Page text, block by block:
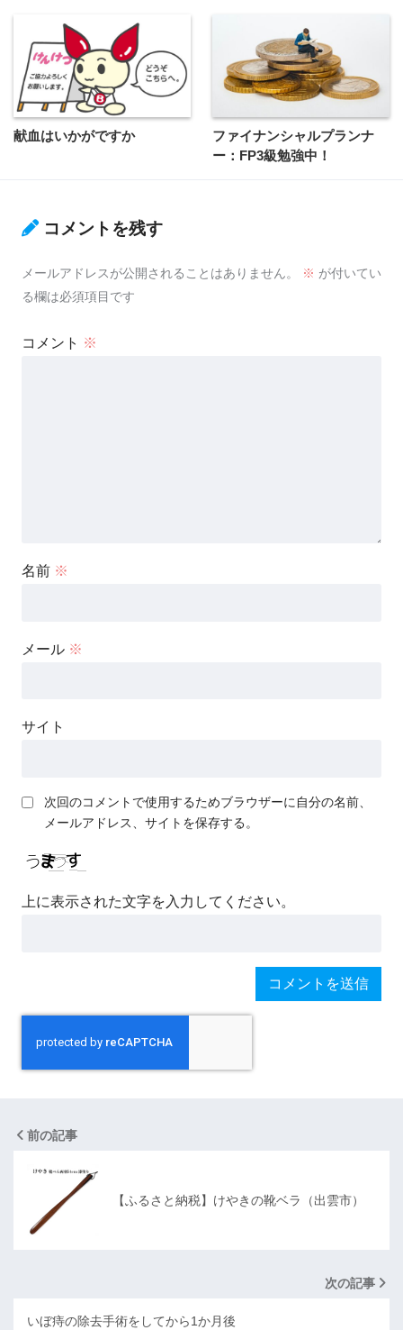
献血はいかがですか
ファイナンシャルプランナ
ー：FP3級勉強中！
コメントを残す
メールアドレスが公開されることはありません。 ※ が付いてい
る欄は必須項目です
コメント ※
名前 ※
メール ※
サイト
次回のコメントで使用するためブラウザーに自分の名前、
メールアドレス、サイトを保存する。
上に表示された文字を入力してください。
前の記事
【ふるさと納税】けやきの靴ベラ（出雲市）
次の記事
いぼ痔の除去手術をしてから1か月後